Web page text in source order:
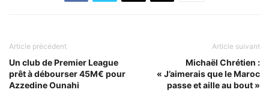
Article précédent
Un club de Premier League
prêt à débourser 45M€ pour
Azzedine Ounahi
Article suivant
Michaël Chrétien :
« J’aimerais que le Maroc
passe et aille au bout »